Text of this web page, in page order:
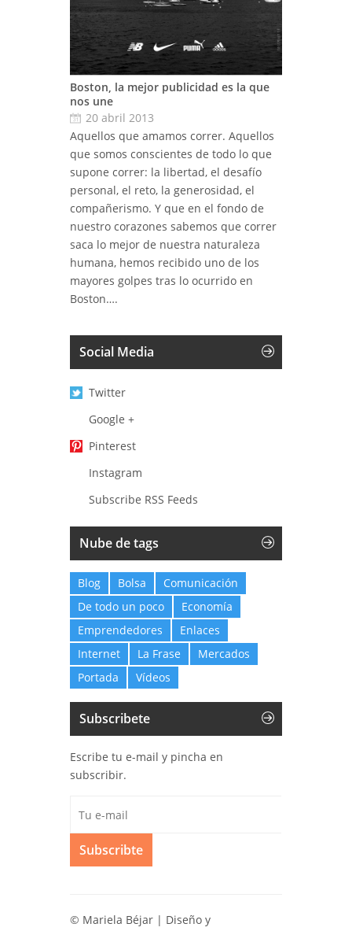
Boston, la mejor publicidad es la que
nos une
20 abril 2013
Aquellos que amamos correr. Aquellos
que somos conscientes de todo lo que
supone correr: la libertad, el desafío
personal, el reto, la generosidad, el
compañerismo. Y que en el fondo de
nuestro corazones sabemos que correr
saca lo mejor de nuestra naturaleza
humana, hemos recibido uno de los
mayores golpes tras lo ocurrido en
Boston….
Social Media
Twitter
Google +
Pinterest
Instagram
Subscribe RSS Feeds
Nube de tags
Blog Bolsa
Comunicación
De todo un poco
Economía
Emprendedores
Enlaces
Internet
La Frase
Mercados
Portada
Vídeos
Subscribete
Escribe tu e-mail y pincha en
subscribir.
Subscribte
© Mariela Béjar | Diseño y